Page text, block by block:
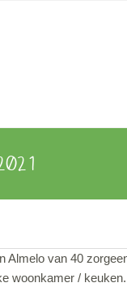
Almelo van 40
woonkamer / keuken.